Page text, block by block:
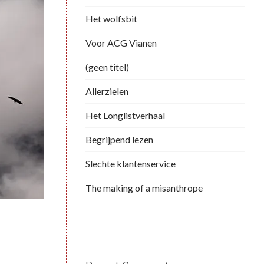
Het wolfsbit
Voor ACG Vianen
(geen titel)
Allerzielen
Het Longlistverhaal
Begrijpend lezen
Slechte klantenservice
The making of a misanthrope